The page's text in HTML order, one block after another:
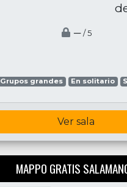
─ / 5
Grupos grandes En solitario
Ver sala
MAPPO GRATIS